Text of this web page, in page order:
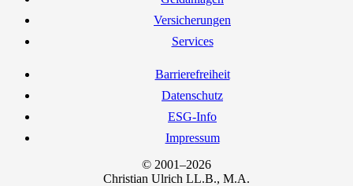
Ver­si­che­run­gen
Ser­vices
Bar­rie­re­frei­heit
Daten­schutz
ESG-Info
Impres­sum
© 2001–2026
Chris­ti­an Ulrich LL.B., M.A.